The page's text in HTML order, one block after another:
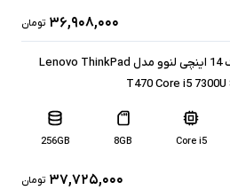
۳۶,۹۰۸,۰۰۰ تومان
لپ تاپ استوک 14 اینچی لنوو مدل Lenovo ThinkPad
T470 Core i5 7300U
Core i5
8GB
256GB
۳۷,۷۲۵,۰۰۰ تومان